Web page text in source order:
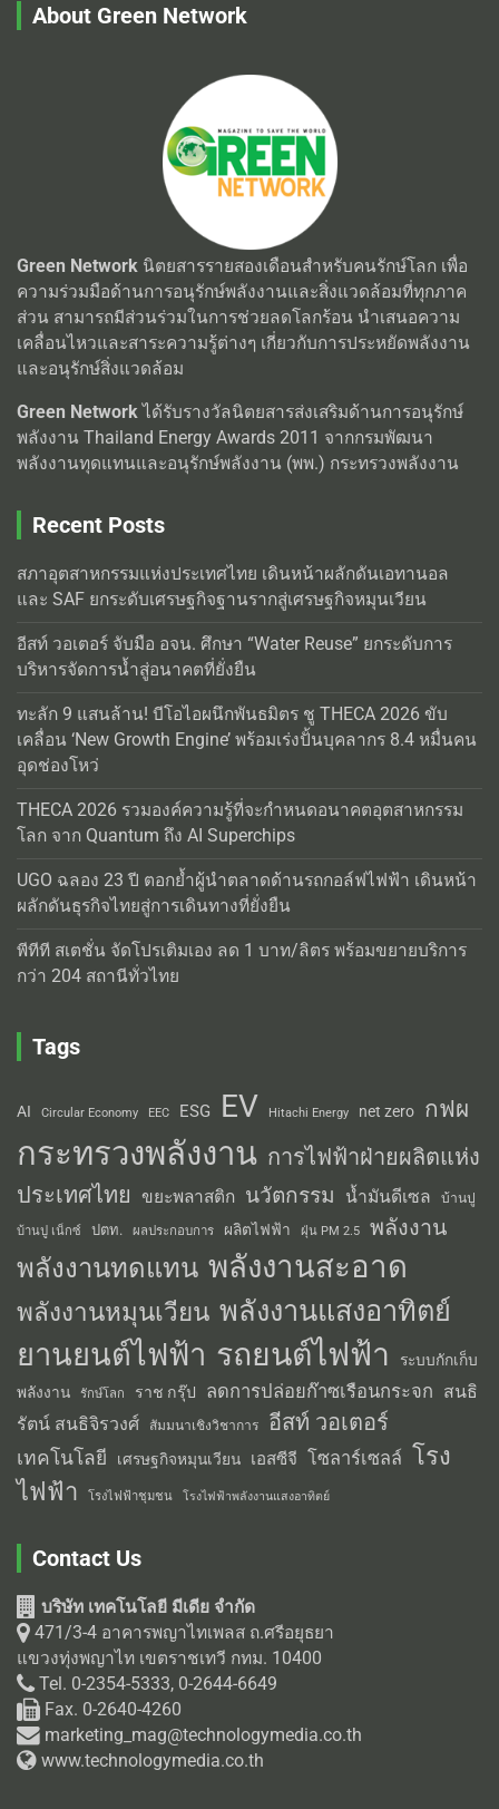
About Green Network
Green Network นิตยสารรายสองเดือนสำหรับคนรักษ์โลก เพื่อ
ความร่วมมือด้านการอนุรักษ์พลังงานและสิ่งแวดล้อมที่ทุกภาค
ส่วน สามารถมีส่วนร่วมในการช่วยลดโลกร้อน นำเสนอความ
เคลื่อนไหวและสาระความรู้ต่างๆ เกี่ยวกับการประหยัดพลังงาน
และอนุรักษ์สิ่งแวดล้อม
Green Networkได้รับรางวัลนิตยสารส่งเสริมด้านการอนุรักษ์
พลังงาน Thailand Energy Awards 2011 จากกรมพัฒนา
พลังงานทุดแทนและอนุรักษ์พลังงาน (พพ.) กระทรวงพลังงาน
Recent Posts
สภาอุตสาหกรรมแห่งประเทศไทย เดินหน้าผลักดันเอทานอล
และ SAF ยกระดับเศรษฐกิจฐานรากสู่เศรษฐกิจหมุนเวียน
อีสท์ วอเตอร์ จับมือ อจน. ศึกษา “Water Reuse” ยกระดับการ
บริหารจัดการน้ำสู่อนาคตที่ยั่งยืน
ทะลัก 9 แสนล้าน! บีโอไอผนึกพันธมิตร ชู THECA 2026 ขับ
เคลื่อน ‘New Growth Engine’ พร้อมเร่งปั้นบุคลากร 8.4 หมื่นคน
อุดช่องโหว่
THECA 2026 รวมองค์ความรู้ที่จะกำหนดอนาคตอุตสาหกรรม
โลก จาก Quantum ถึง AI Superchips
UGO ฉลอง 23 ปี ตอกย้ำผู้นำตลาดด้านรถกอล์ฟไฟฟ้า เดินหน้า
ผลักดันธุรกิจไทยสู่การเดินทางที่ยั่งยืน
พีทีที สเตชั่น จัดโปรเติมเอง ลด 1 บาท/ลิตร พร้อมขยายบริการ
กว่า 204 สถานีทั่วไทย
Tags
AI Circular Economy EEC ESG EV Hitachi Energy net zero กฟผ
กระทรวงพลังงาน การไฟฟ้าฝ่ายผลิตแห่ง
ประเทศไทย
ขยะพลาสติก นวัตกรรม น้ำมันดีเซล บ้านปู
บ้านปู เน็กซ์ ปตท. ผลประกอบการ ผลิตไฟฟ้า ฝุ่น PM 2.5 พลังงาน
พลังงานทดแทน พลังงานสะอาด
พลังงานหมุนเวียน พลังงานแสงอาทิตย์
ยานยนต์ไฟฟ้า รถยนต์ไฟฟ้า
ระบบกักเก็บ
พลังงาน
รักษ์โลก ราช กรุ๊ป ลดการปล่อยก๊าซเรือนกระจก สนธิ
รัตน์ สนธิจิรวงศ์
สัมมนาเชิงวิชาการ อีสท์ วอเตอร์
เทคโนโลยี เศรษฐกิจหมุนเวียน เอสซีจี โซลาร์เซลล์ โรง
ไฟฟ้า
โรงไฟฟ้าชุมชน โรงไฟฟ้าพลังงานแสงอาทิตย์
Contact Us
บริษัท เทคโนโลยี มีเดีย จำกัด
471/3-4 อาคารพญาไทเพลส ถ.ศรีอยุธยา
แขวงทุ่งพญาไท เขตราชเทวี กทม. 10400
Tel. 0-2354-5333, 0-2644-6649
Fax. 0-2640-4260
marketing_mag@technologymedia.co.th
www.technologymedia.co.th